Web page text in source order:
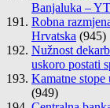
Banjaluka –
Robna
Hrvatska (945)
Nužnost
uskoro postati
Kamatne
(949)